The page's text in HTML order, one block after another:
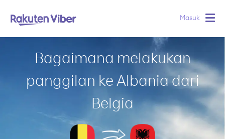
Masuk
Bagaimana melakukan
panggilan ke Albania dari
Belgia